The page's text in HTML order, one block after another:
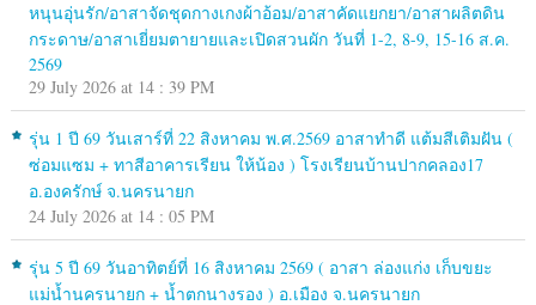
หนุนอุ่นรัก/อาสาจัดชุดกางเกงผ้าอ้อม/อาสาคัดแยกยา/อาสาผลิตดิน
กระดาษ/อาสาเยี่ยมตายายและเปิดสวนผัก วันที่ 1-2, 8-9, 15-16 ส.ค.
2569
29 July 2026 at 14 : 39 PM
รุ่น 1 ปี 69 วันเสาร์ที่ 22 สิงหาคม พ.ศ.2569 อาสาทำดี แต้มสีเติมฝัน (
ซ่อมแซม + ทาสีอาคารเรียน ให้น้อง ) โรงเรียนบ้านปากคลอง17
อ.องครักษ์ จ.นครนายก
24 July 2026 at 14 : 05 PM
รุ่น 5 ปี 69 วันอาทิตย์ที่ 16 สิงหาคม 2569 ( อาสา ล่องแก่ง เก็บขยะ
แม่น้ำนครนายก + น้ำตกนางรอง ) อ.เมือง จ.นครนายก